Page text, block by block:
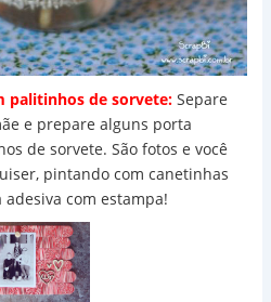
de sorvete: Separe
e prepare alguns porta
de sorvete. São fotos e você
pintando com canetinhas
com estampa!